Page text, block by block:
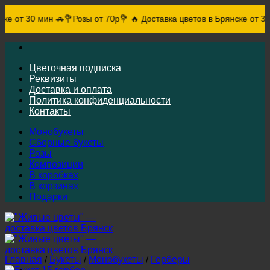
мин 🚗💐Розы от 70р💐 🔥 Доставка цветов в Брянске от 30 мин
Цветочная подписка
Реквизиты
Доставка и оплата
Политика конфиденциальности
Контакты
Монобукеты
Сборные букеты
Розы
Композиции
В коробках
В корзинах
Подарки
Главная / Букеты / Монобукеты / Герберы